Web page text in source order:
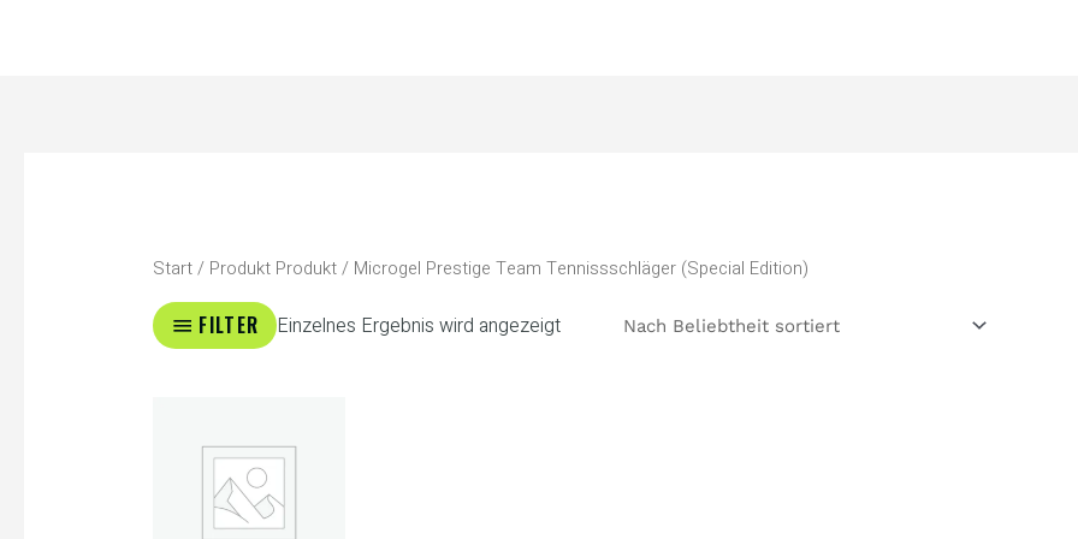
Start/ Produkt Produkt / Microgel Prestige Team Tennissschläger (Special Edition)
FILTER Einzelnes Ergebnis wird angezeigt